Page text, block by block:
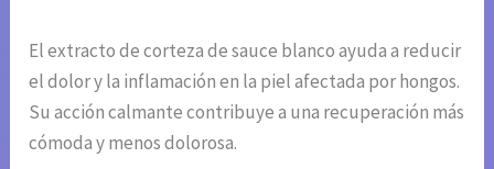
El extracto de corteza de sauce blanco ayuda a reducir
el dolor y la inflamación en la piel afectada por hongos.
Su acción calmante contribuye a una recuperación más
cómoda y menos dolorosa.